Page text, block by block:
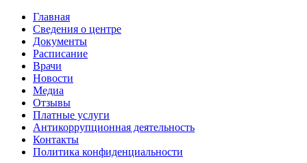
Главная
Сведения о центре
Документы
Расписание
Врачи
Новости
Медиа
Отзывы
Платные услуги
Антикоррупционная деятельность
Контакты
Политика конфиденциальности